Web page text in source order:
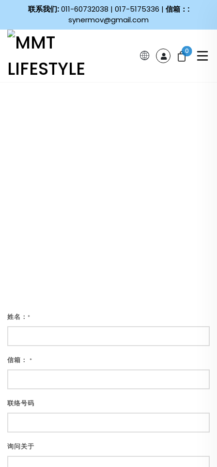
联系我们:011-60732038 | 017-5175336 | 信箱：:
synermov@gmail.com
0
姓名： *
信箱： *
联络号码
询问关于